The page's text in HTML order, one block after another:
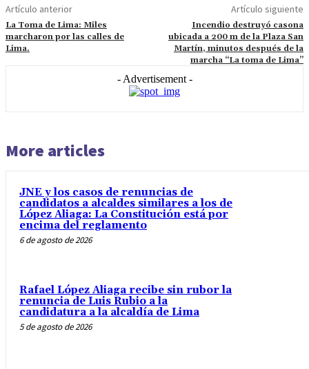
Artículo anterior
La Toma de Lima: Miles
marcharon por las calles de
Lima.
Artículo siguiente
Incendio destruyó casona
ubicada a 200 m de la Plaza San
Martín, minutos después de la
marcha “La toma de Lima”
- Advertisement -
More articles
JNE y los casos de renuncias de
candidatos a alcaldes similares a los de
López Aliaga: La Constitución está por
encima del reglamento
6 de agosto de 2026
Rafael López Aliaga recibe sin rubor la
renuncia de Luis Rubio a la
candidatura a la alcaldía de Lima
5 de agosto de 2026